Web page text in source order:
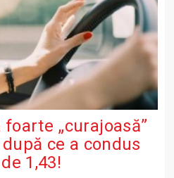
„curajoasă”
ce a condus
1,43!